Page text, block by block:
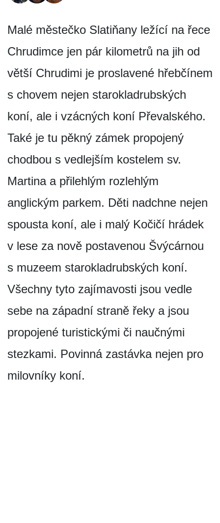
Malé městečko Slatiňany ležící na řece
Chrudimce jen pár kilometrů na jih od
větší Chrudimi je proslavené hřebčínem
s chovem nejen starokladrubských
koní, ale i vzácných koní Převalského.
Také je tu pěkný zámek propojený
chodbou s vedlejším kostelem sv.
Martina a přilehlým rozlehlým
anglickým parkem. Děti nadchne nejen
spousta koní, ale i malý Kočičí hrádek
v lese za nově postavenou Švýcárnou
s muzeem starokladrubských koní.
Všechny tyto zajímavosti jsou vedle
sebe na západní straně řeky a jsou
propojené turistickými či naučnými
stezkami. Povinná zastávka nejen pro
milovníky koní.